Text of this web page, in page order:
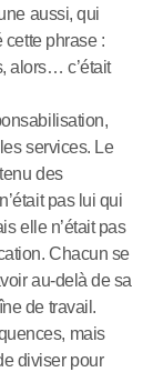
aussi, qui
cette phrase :
alors… c’était
services. Le
des
pas lui qui
elle n’était pas
Chacun se
au-delà de sa
de travail.
mais
diviser pour